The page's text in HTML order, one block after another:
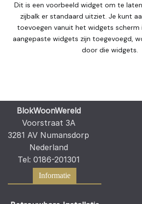
Dit is een voorbeeld widget om te
zijbalk er standaard uitziet. Je kunt
toevoegen vanuit het widgets scherm
aangepaste widgets zijn toegevoegd,
door die widgets.
BlokWoonWereld
Voorstraat 3A
3281 AV Numansdorp
Nederland
Tel: 0186-201301
Informatie